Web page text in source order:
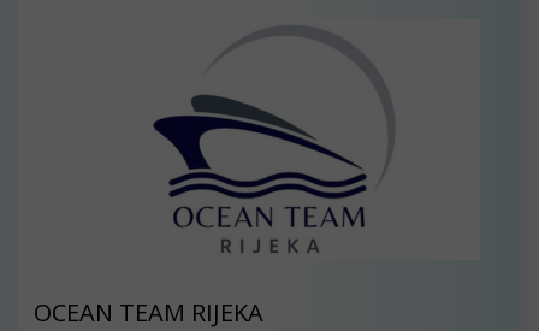
OCEAN TEAM RIJEKA